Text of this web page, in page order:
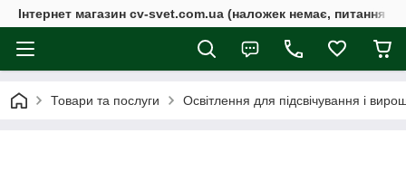
Інтернет магазин cv-svet.com.ua (наложек немає, питання у
Товари та послуги Освітлення для підсвічування і